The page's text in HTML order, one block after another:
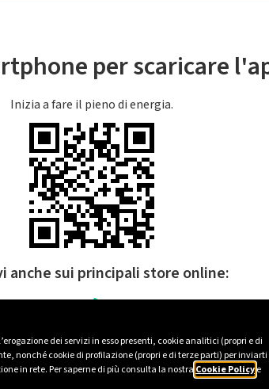
dei servizi in esso presenti, cookie analitici (propri e di
nonché cookie di profilazione (propri e di terze parti) per inviarti
in rete. Per saperne di più consulta la nostra Cookie Policye
per scaricare
Inizia a fare il pieno di energia.
anche sui principali store online: